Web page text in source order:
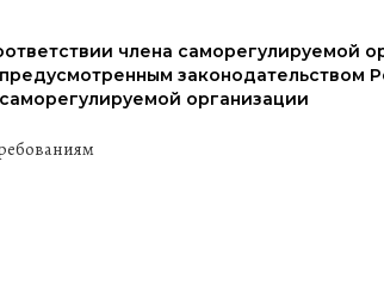
члена саморегулируемой
организации